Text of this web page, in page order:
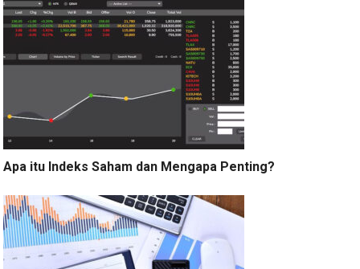
Apa itu Indeks Saham dan Mengapa Penting?